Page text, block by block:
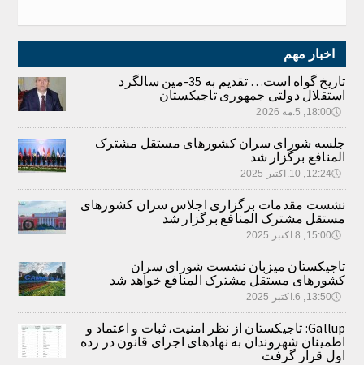
اخبار مهم
تاریخ گواه است… تقدیم به 35-مین سالگرد
استقلال دولتی جمهوری تاجیکستان
🕔18:00, 5.مه 2026
جلسه شورای سران کشورهای مستقل مشترک
المنافع برگزار شد
🕔12:24, 10.اکتبر 2025
نشست مقدمات برگزاری اجلاس سران کشورهای
مستقل مشترک المنافع برگزار شد
🕔15:00, 8.اکتبر 2025
تاجیکستان میزبان نشست شورای سران
کشورهای مستقل مشترک المنافع خواهد شد
🕔13:50, 6.اکتبر 2025
Gallup: تاجیکستان از نظر امنیت، ثبات و اعتماد و
اطمینان شهروندان به نهادهای اجرای قانون در رده
اول قرار گرفت